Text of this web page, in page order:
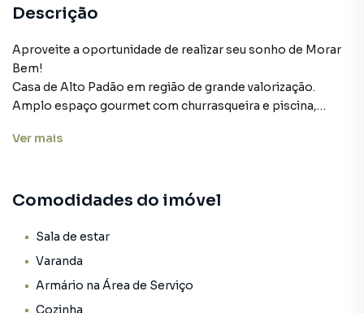
Piscina
Gourmet
Escritório Armário
Descrição
Aproveite a oportunidade de realizar seu sonho de Morar
Bem!
Casa de Alto Padão em região de grande valorização.
Amplo espaço gourmet com churrasqueira e piscina,
a sua família e amigos!
Móveis planejados em todos os cômodos.
Sala de estar;
Sala de jantar;
Lavabo;
Ver mais
Comodidades do imóvel
Sala de estar
Varanda
Armário na Área de Serviço
Cozinha